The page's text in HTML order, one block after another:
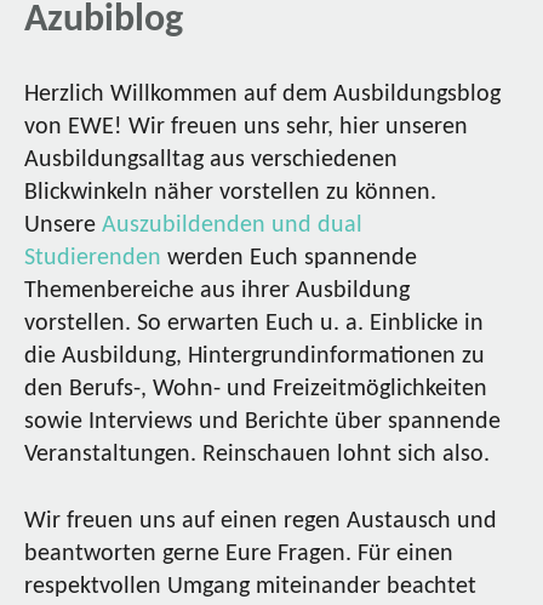
Azubiblog
Herzlich Willkommen auf dem Ausbildungsblog
von EWE! Wir freuen uns sehr, hier unseren
Ausbildungsalltag aus verschiedenen
Blickwinkeln näher vorstellen zu können.
Unsere Auszubildenden und dual
Studierenden werden Euch spannende
Themenbereiche aus ihrer Ausbildung
vorstellen. So erwarten Euch u. a. Einblicke in
die Ausbildung, Hintergrundinformationen zu
den Berufs-, Wohn- und Freizeitmöglichkeiten
sowie Interviews und Berichte über spannende
Veranstaltungen. Reinschauen lohnt sich also.
Wir freuen uns auf einen regen Austausch und
beantworten gerne Eure Fragen. Für einen
respektvollen Umgang miteinander beachtet